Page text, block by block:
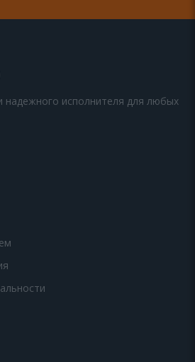
надежного исполнителя для любых